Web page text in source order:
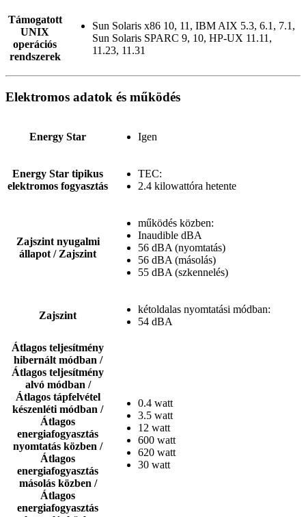
Támogatott
UNIX
operációs
rendszerek
Sun Solaris x86 10, 11, IBM AIX 5.3, 6.1, 7.1,
Sun Solaris SPARC 9, 10, HP-UX 11.11,
11.23, 11.31
Elektromos adatok és működés
Energy Star Igen
Energy Star tipikus
elektromos fogyasztás
TEC:
2.4 kilowattóra hetente
Zajszint nyugalmi
állapot / Zajszint
működés közben:
Inaudible dBA
56 dBA (nyomtatás)
56 dBA (másolás)
55 dBA (szkennelés)
Zajszint
kétoldalas nyomtatási módban:
54 dBA
Átlagos teljesítmény
hibernált módban /
Átlagos teljesítmény
alvó módban /
Átlagos tápfelvétel
készenléti módban /
Átlagos
energiafogyasztás
nyomtatás közben /
Átlagos
energiafogyasztás
másolás közben /
Átlagos
energiafogyasztás
0.4 watt
3.5 watt
12 watt
600 watt
620 watt
30 watt